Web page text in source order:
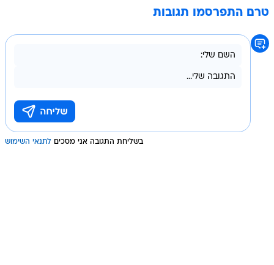
טרם התפרסמו תגובות
בשליחת התגובה אני מסכים לתנאי השימוש